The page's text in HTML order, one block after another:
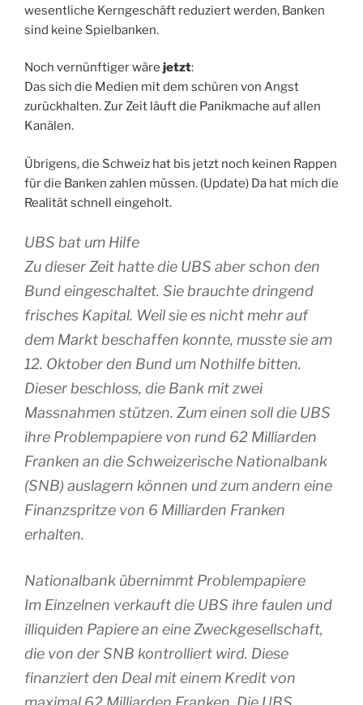
wesentliche Kerngeschäft reduziert werden, Banken
sind keine Spielbanken.
Noch vernünftiger wäre jetzt:
Das sich die Medien mit dem schüren von Angst
zurückhalten. Zur Zeit läuft die Panikmache auf allen
Kanälen.
Übrigens, die Schweiz hat bis jetzt noch keinen Rappen
für die Banken zahlen müssen. (Update) Da hat mich die
Realität schnell eingeholt.
UBS bat um Hilfe
Zu dieser Zeit hatte die UBS aber schon den
Bund eingeschaltet. Sie brauchte dringend
frisches Kapital. Weil sie es nicht mehr auf
dem Markt beschaffen konnte, musste sie am
12. Oktober den Bund um Nothilfe bitten.
Dieser beschloss, die Bank mit zwei
Massnahmen stützen. Zum einen soll die UBS
ihre Problempapiere von rund 62 Milliarden
Franken an die Schweizerische Nationalbank
(SNB) auslagern können und zum andern eine
Finanzspritze von 6 Milliarden Franken
erhalten.
Nationalbank übernimmt Problempapiere
Im Einzelnen verkauft die UBS ihre faulen und
illiquiden Papiere an eine Zweckgesellschaft,
die von der SNB kontrolliert wird. Diese
finanziert den Deal mit einem Kredit von